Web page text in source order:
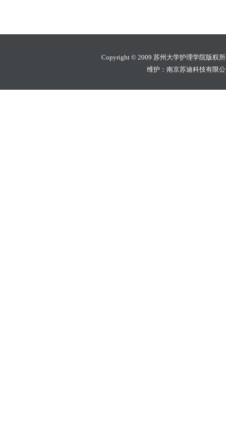
Copyright © 2009 苏州大学护理学院版权
维护：南京苏迪科技有限